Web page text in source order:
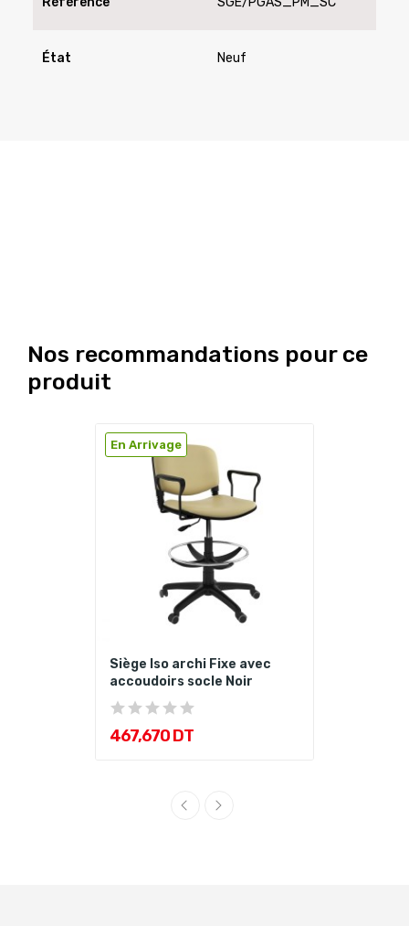
État Neuf
Nos recommandations pour ce
produit
En Arrivage
Siège Iso archi Fixe avec
accoudoirs socle Noir
467,670 DT